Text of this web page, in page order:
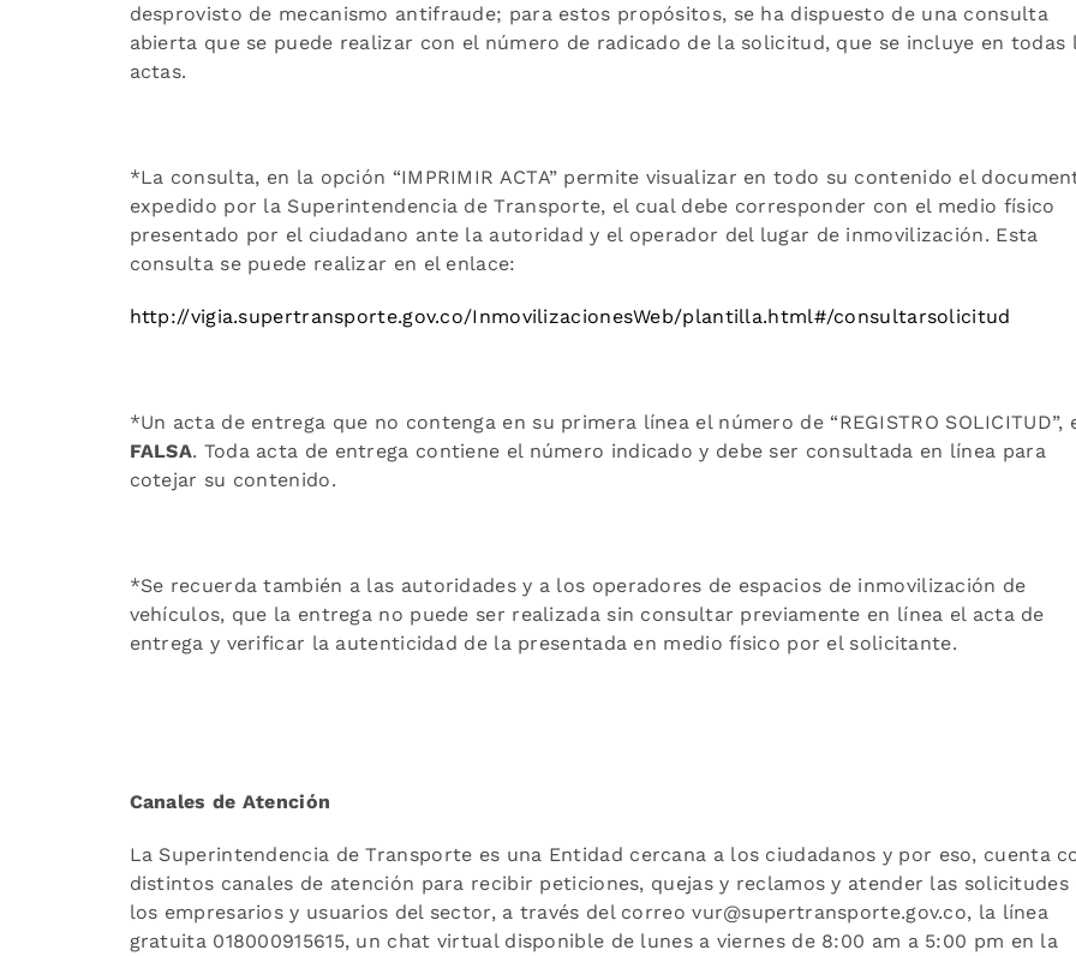
desprovisto de mecanismo antifraude; para estos propósitos, se ha dispuesto de una consulta
abierta que se puede realizar con el número de radicado de la solicitud, que se incluye en todas
actas.
*La consulta, en la opción “IMPRIMIR ACTA” permite visualizar en todo su contenido el
expedido por la Superintendencia de Transporte, el cual debe corresponder con el medio físico
presentado por el ciudadano ante la autoridad y el operador del lugar de inmovilización. Esta
consulta se puede realizar en el enlace:
http://vigia.supertransporte.gov.co/InmovilizacionesWeb/plantilla.html#/consultarsolicitud
*Un acta de entrega que no contenga en su primera línea el número de “REGISTRO SOLICITUD”,
FALSA. Toda acta de entrega contiene el número indicado y debe ser consultada en línea para
cotejar su contenido.
*Se recuerda también a las autoridades y a los operadores de espacios de inmovilización de
vehículos, que la entrega no puede ser realizada sin consultar previamente en línea el acta de
entrega y verificar la autenticidad de la presentada en medio físico por el solicitante.
Canales de Atención
La Superintendencia de Transporte es una Entidad cercana a los ciudadanos y por eso, cuenta
distintos canales de atención para recibir peticiones, quejas y reclamos y atender las solicitudes
los empresarios y usuarios del sector, a través del correo vur@supertransporte.gov.co, la línea
gratuita 018000915615, un chat virtual disponible de lunes a viernes de 8:00 am a 5:00 pm en la